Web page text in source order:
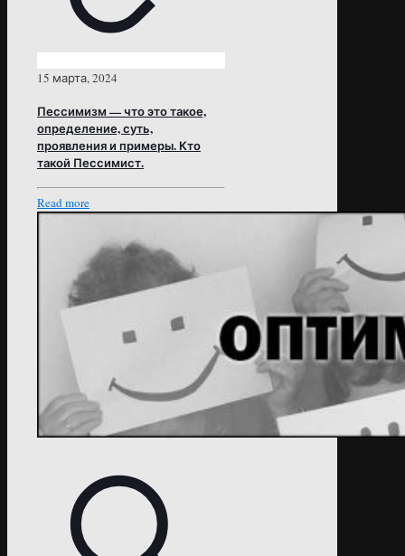
15 марта, 2024
Пессимизм — что это такое,
определение, суть,
проявления и примеры. Кто
такой Пессимист.
Read more